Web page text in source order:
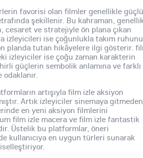
favorisi olan filmler genellikle güçlü
şekillenir. Bu kahraman,
cesaret ve stratejiyle ön plana çıkan
izleyicileri ise çoğunlukla takım ruhunu
planda tutan hikâyelere ilgi gösterir.
izleyiciler ise çoğu zaman karakterin
güçlerin sembolik anlamına ve farklı
artışıyla film izle aksiyon
Artık izleyiciler sinemaya
en yeni aksiyon filmlerini
film izle macera ve film izle fantastik
Üstelik bu platformlar, öneri
kullanıcıya en uygun türleri sunarak